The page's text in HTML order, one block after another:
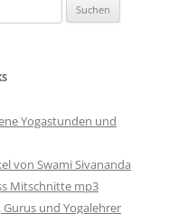
Yogastunden und
von Swami Sivananda
Mitschnitte mp3
Gurus und Yogalehrer